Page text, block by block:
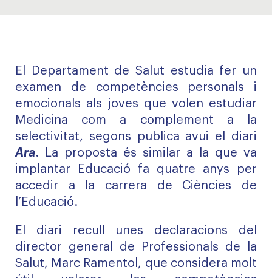
El Departament de Salut estudia fer un
examen de competències personals i
emocionals als joves que volen estudiar
Medicina com a complement a la
selectivitat, segons publica avui el diari
Ara. La proposta és similar a la que va
implantar Educació fa quatre anys per
accedir a la carrera de Ciències de
l’Educació.
El diari recull unes declaracions del
director general de Professionals de la
Salut, Marc Ramentol, que considera molt